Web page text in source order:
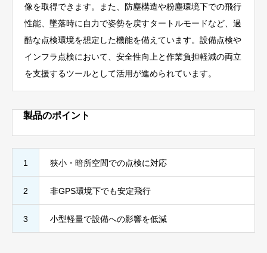
像を取得できます。また、防塵構造や粉塵環境下での飛行
性能、墜落時に自力で姿勢を戻すタートルモードなど、過
酷な点検環境を想定した機能を備えています。設備点検や
インフラ点検において、安全性向上と作業負担軽減の両立
を支援するツールとして活用が進められています。
製品のポイント
1 狭小・暗所空間での点検に対応
2 非GPS環境下でも安定飛行
3 小型軽量で設備への影響を低減